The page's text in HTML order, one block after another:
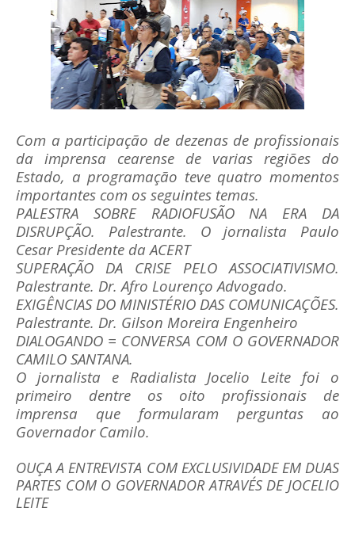
Com a participação de dezenas de profissionais
da imprensa cearense de varias regiões do
Estado, a programação teve quatro momentos
importantes com os seguintes temas.
PALESTRA SOBRE RADIOFUSÃO NA ERA DA
DISRUPÇÃO. Palestrante. O jornalista Paulo
Cesar Presidente da ACERT
SUPERAÇÃO DA CRISE PELO ASSOCIATIVISMO.
Palestrante. Dr. Afro Lourenço Advogado.
EXIGÊNCIAS DO MINISTÉRIO DAS COMUNICAÇÕES.
Palestrante. Dr. Gilson Moreira Engenheiro
DIALOGANDO = CONVERSA COM O GOVERNADOR
CAMILO SANTANA.
O jornalista e Radialista Jocelio Leite foi o
primeiro dentre os oito profissionais de
imprensa que formularam perguntas ao
Governador Camilo.
OUÇA A ENTREVISTA COM EXCLUSIVIDADE EM DUAS
PARTES COM O GOVERNADOR ATRAVÉS DE JOCELIO
LEITE